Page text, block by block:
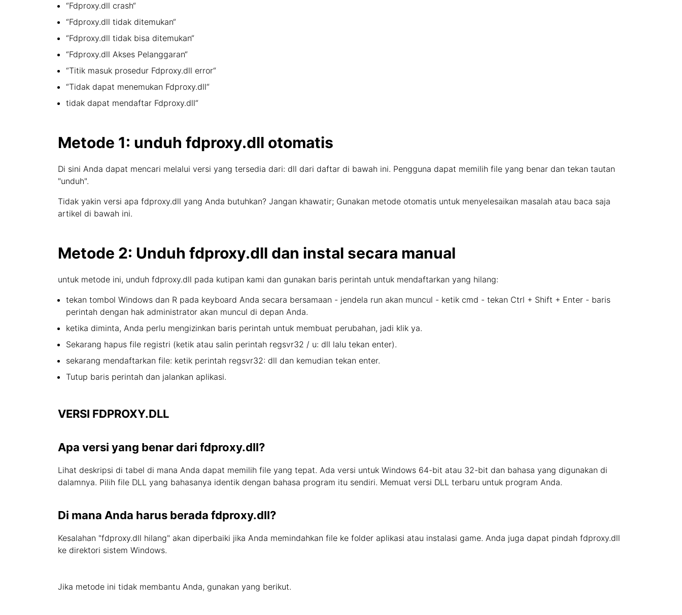
“Fdproxy.dll crash“
“Fdproxy.dll tidak ditemukan“
“Fdproxy.dll tidak bisa ditemukan“
“Fdproxy.dll Akses Pelanggaran“
“Titik masuk prosedur Fdproxy.dll error“
“Tidak dapat menemukan Fdproxy.dll“
tidak dapat mendaftar Fdproxy.dll“
Metode 1: unduh fdproxy.dll otomatis
Di sini Anda dapat mencari melalui versi yang tersedia dari: dll dari daftar di bawah ini. Pengguna dapat memilih file yang benar dan tekan tautan
"unduh".
Tidak yakin versi apa fdproxy.dll yang Anda butuhkan? Jangan khawatir; Gunakan metode otomatis untuk menyelesaikan masalah atau baca saja
artikel di bawah ini.
Metode 2: Unduh fdproxy.dll dan instal secara manual
untuk metode ini, unduh fdproxy.dll pada kutipan kami dan gunakan baris perintah untuk mendaftarkan yang hilang:
tekan tombol Windows dan R pada keyboard Anda secara bersamaan - jendela run akan muncul - ketik cmd - tekan Ctrl + Shift + Enter - baris
perintah dengan hak administrator akan muncul di depan Anda.
ketika diminta, Anda perlu mengizinkan baris perintah untuk membuat perubahan, jadi klik ya.
Sekarang hapus file registri (ketik atau salin perintah regsvr32 / u: dll lalu tekan enter).
sekarang mendaftarkan file: ketik perintah regsvr32: dll dan kemudian tekan enter.
Tutup baris perintah dan jalankan aplikasi.
VERSI FDPROXY.DLL
Apa versi yang benar dari fdproxy.dll?
Lihat deskripsi di tabel di mana Anda dapat memilih file yang tepat. Ada versi untuk Windows 64-bit atau 32-bit dan bahasa yang digunakan di
dalamnya. Pilih file DLL yang bahasanya identik dengan bahasa program itu sendiri. Memuat versi DLL terbaru untuk program Anda.
Di mana Anda harus berada fdproxy.dll?
Kesalahan "fdproxy.dll hilang" akan diperbaiki jika Anda memindahkan file ke folder aplikasi atau instalasi game. Anda juga dapat pindah fdproxy.dll
ke direktori sistem Windows.
Jika metode ini tidak membantu Anda, gunakan yang berikut.